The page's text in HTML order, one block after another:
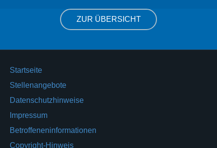
ZUR ÜBERSICHT
Startseite
Stellenangebote
Datenschutzhinweise
Impressum
Betroffeneninformationen
Copyright-Hinweis